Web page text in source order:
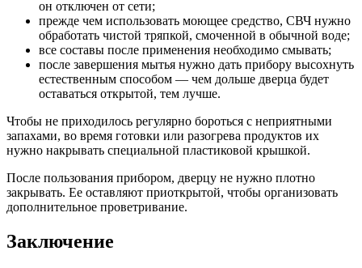
он отключен от сети;
прежде чем использовать моющее средство, СВЧ нужно
обработать чистой тряпкой, смоченной в обычной воде;
все составы после применения необходимо смывать;
после завершения мытья нужно дать прибору высохнуть
естественным способом — чем дольше дверца будет
оставаться открытой, тем лучше.
Чтобы не приходилось регулярно бороться с неприятными
запахами, во время готовки или разогрева продуктов их
нужно накрывать специальной пластиковой крышкой.
После пользования прибором, дверцу не нужно плотно
закрывать. Ее оставляют приоткрытой, чтобы организовать
дополнительное проветривание.
Заключение